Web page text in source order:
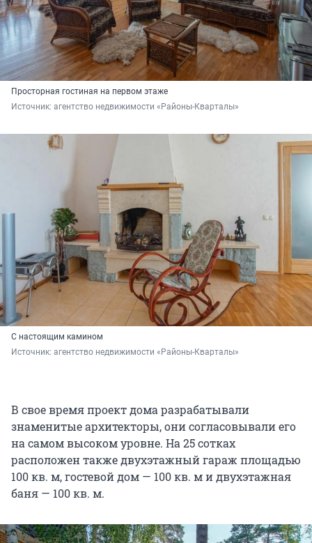
Просторная гостиная на первом этаже
Источник: агентство недвижимости «Районы-Кварталы»
С настоящим камином
Источник: агентство недвижимости «Районы-Кварталы»
В свое время проект дома разрабатывали
знаменитые архитекторы, они согласовывали его
на самом высоком уровне. На 25 сотках
расположен также двухэтажный гараж площадью
100 кв. м, гостевой дом — 100 кв. м и двухэтажная
баня — 100 кв. м.